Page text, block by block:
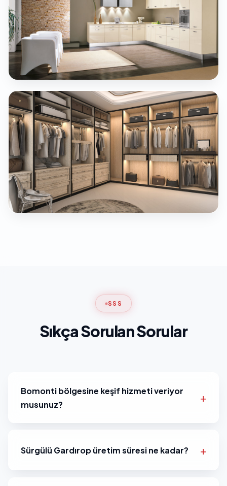
SSS
Sıkça Sorulan Sorular
Bomonti bölgesine keşif hizmeti veriyor
musunuz?
Sürgülü Gardırop üretim süresi ne kadar?